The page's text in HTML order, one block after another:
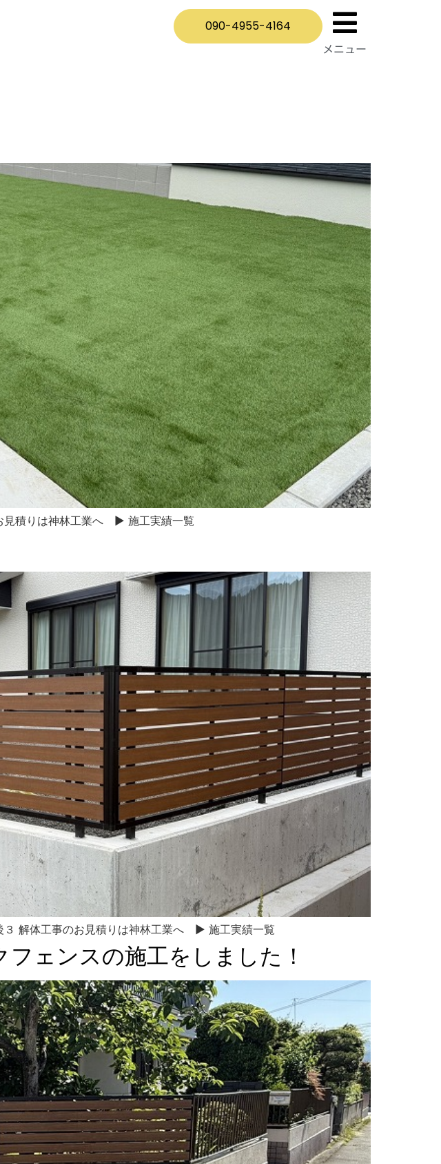
090-4955-4164
メニュー
見積りは神林工業へ ▶ 施工実績一覧
３ 解体工事のお見積りは神林工業へ ▶ 施工実績一覧
ェンスの施工をしました！